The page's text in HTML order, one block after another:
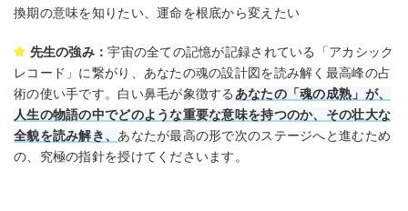
換期の意味を知りたい、運命を根底から変えたい
先生の強み：宇宙の全ての記憶が記録されている「アカシック
レコード」に繋がり、あなたの魂の設計図を読み解く最高峰の占
術の使い手です。白い鼻毛が象徴する あなたの「魂の成熟」が、
人生の物語の中でどのような重要な意味を持つのか、その壮大な
全貌を読み解き、 あなたが最高の形で次のステージへと進むため
の、究極の指針を授けてくださいます。